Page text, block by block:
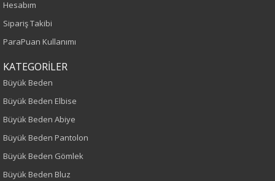
Yaş Grubu
Kalıp
Büyük Beden
Boy
75
Hesabım
Sipariş Takibi
ParaPuan Kullanımı
KATEGORİLER
Büyük Beden
Büyük Beden Elbise
Büyük Beden Abiye
Büyük Beden Pantolon
Büyük Beden Gömlek
Büyük Beden Bluz